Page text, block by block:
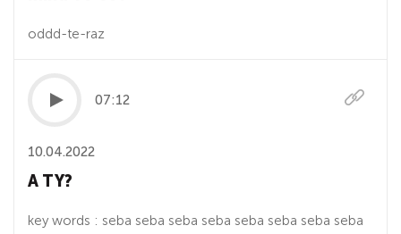
oddd-te-raz
07:12
10.04.2022
A TY?
key words : seba seba seba seba seba seba seba seba